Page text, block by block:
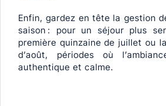
Enfin, gardez en tête la gestion
saison : pour un séjour plus
première quinzaine de juillet ou
d’août, périodes où
authentique et calme.